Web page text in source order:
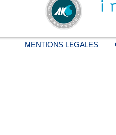
MENTIONS LÉGALES